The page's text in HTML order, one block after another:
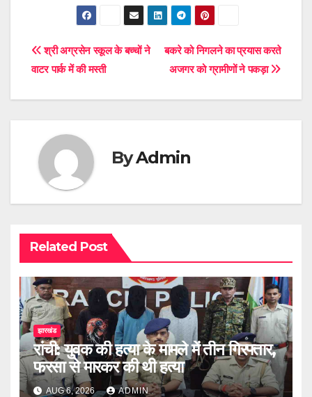
Post
बकरे को निगलने का प्रयास करते
अजगर को ग्रामीणों ने पकड़ा
श्री अग्रसेन स्कूल के बच्चों ने
वाटर पार्क में की मस्ती
ByAdmin
Related Post
झारखंड
रांची: युवक की हत्या के मामले में तीन गिरफ्तार,
फरसा से मारकर की थी हत्या
AUG 6, 2026 ADMIN